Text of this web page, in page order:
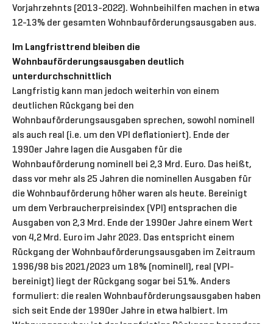
Vorjahrzehnts (2013-2022). Wohnbeihilfen machen in etwa
12-13% der gesamten Wohnbauförderungsausgaben aus.
Im Langfristtrend bleiben die
Wohnbauförderungsausgaben deutlich
unterdurchschnittlich
Langfristig kann man jedoch weiterhin von einem
deutlichen Rückgang bei den
Wohnbauförderungsausgaben sprechen, sowohl nominell
als auch real (i.e. um den VPI deflationiert). Ende der
1990er Jahre lagen die Ausgaben für die
Wohnbauförderung nominell bei 2,3 Mrd. Euro. Das heißt,
dass vor mehr als 25 Jahren die nominellen Ausgaben für
die Wohnbauförderung höher waren als heute. Bereinigt
um dem Verbraucherpreisindex (VPI) entsprachen die
Ausgaben von 2,3 Mrd. Ende der 1990er Jahre einem Wert
von 4,2 Mrd. Euro im Jahr 2023. Das entspricht einem
Rückgang der Wohnbauförderungsausgaben im Zeitraum
1996/98 bis 2021/2023 um 18% (nominell), real (VPI-
bereinigt) liegt der Rückgang sogar bei 51%. Anders
formuliert: die realen Wohnbauförderungsausgaben haben
sich seit Ende der 1990er Jahre in etwa halbiert. Im